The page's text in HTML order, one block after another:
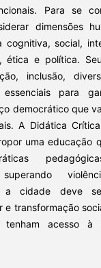
Para se
dimensões
social,
ética e política.
inclusão,
essenciais para
democrático que
A Didática
uma educação
superando
a cidade deve
e transformação
acesso à